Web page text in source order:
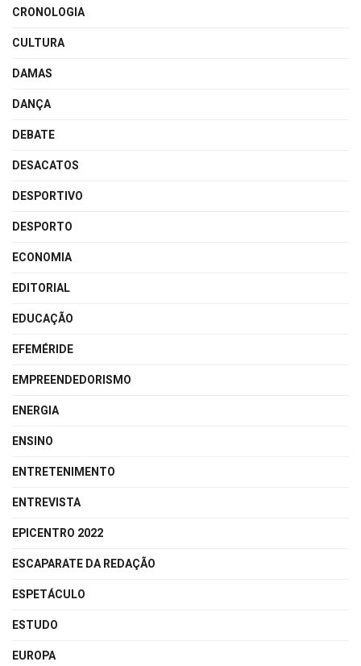
CRONOLOGIA
CULTURA
DAMAS
DANÇA
DEBATE
DESACATOS
DESPORTIVO
DESPORTO
ECONOMIA
EDITORIAL
EDUCAÇÃO
EFEMÉRIDE
EMPREENDEDORISMO
ENERGIA
ENSINO
ENTRETENIMENTO
ENTREVISTA
EPICENTRO 2022
ESCAPARATE DA REDAÇÃO
ESPETÁCULO
ESTUDO
EUROPA